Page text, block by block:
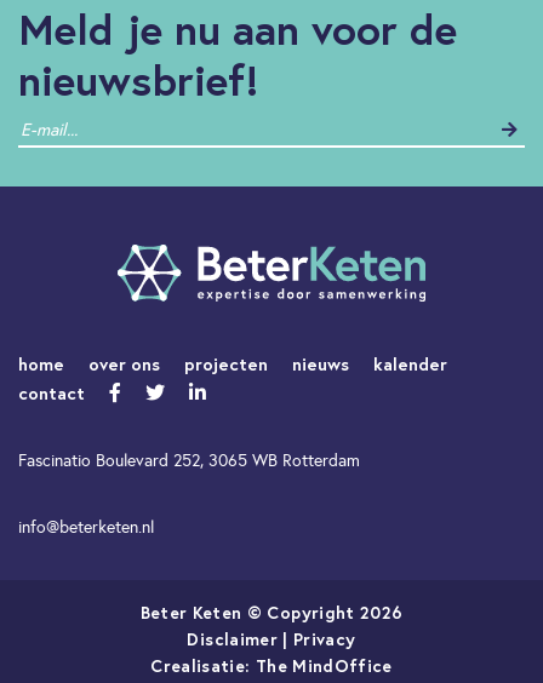
Meld je nu aan voor de
nieuwsbrief!
home over ons projecten nieuws
kalender
contact
Fascinatio Boulevard 252, 3065 WB Rotterdam
info@beterketen.nl
Beter Keten © Copyright 2026
Disclaimer| Privacy
Crealisatie: The MindOffice